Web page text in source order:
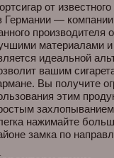
от
Германии —
материалами
идеальной
вашим
Вы получите
этим
нажимайте
замка по